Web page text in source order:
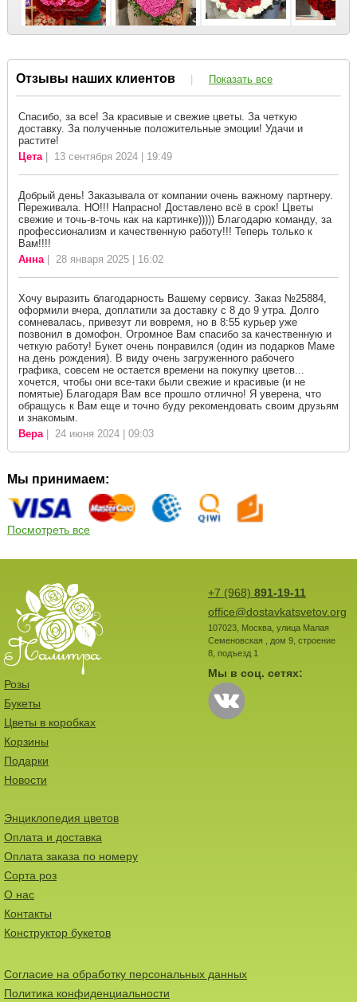
Отзывы наших клиентов | Показать все
Спасибо, за все! За красивые и свежие цветы. За четкую
доставку. За полученные положительные эмоции! Удачи и
растите!
Цета| 13 сентября 2024 | 19:49
Добрый день! Заказывала от компании очень важному партнеру.
Переживала. НО!!! Напрасно! Доставлено всё в срок! Цветы
свежие и точь-в-точь как на картинке))))) Благодарю команду, за
профессионализм и качественную работу!!! Теперь только к
Вам!!!!
Анна| 28 января 2025 | 16:02
Хочу выразить благодарность Вашему сервису. Заказ №25884,
оформили вчера, доплатили за доставку с 8 до 9 утра. Долго
сомневалась, привезут ли вовремя, но в 8:55 курьер уже
позвонил в домофон. Огромное Вам спасибо за качественную и
четкую работу! Букет очень понравился (один из подарков Маме
на день рождения). В виду очень загруженного рабочего
графика, совсем не остается времени на покупку цветов...
хочется, чтобы они все-таки были свежие и красивые (и не
помятые) Благодаря Вам все прошло отлично! Я уверена, что
обращусь к Вам еще и точно буду рекомендовать своим друзьям
и знакомым.
Вера| 24 июня 2024 | 09:03
Мы принимаем:
Посмотреть все
+7 (968) 891-19-11
office@dostavkatsvetov.org
107023, Москва, улица Малая
Семеновская , дом 9, строение
8, подъезд 1
Мы в соц. сетях:
Розы
Букеты
Цветы в коробках
Корзины
Подарки
Новости
Энциклопедия цветов
Оплата и доставка
Оплата заказа по номеру
Сорта роз
О нас
Контакты
Конструктор букетов
Согласие на обработку персональных данных
Политика конфиденциальности